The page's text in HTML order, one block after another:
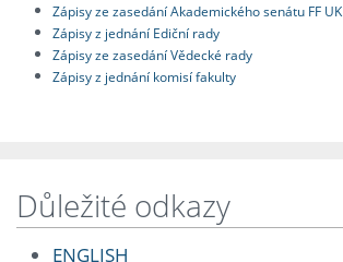
Zápisy ze zasedání Akademického senátu FF UK
Zápisy z jednání Ediční rady
Zápisy ze zasedání Vědecké rady
Zápisy z jednání komisí fakulty
Důležité odkazy
ENGLISH